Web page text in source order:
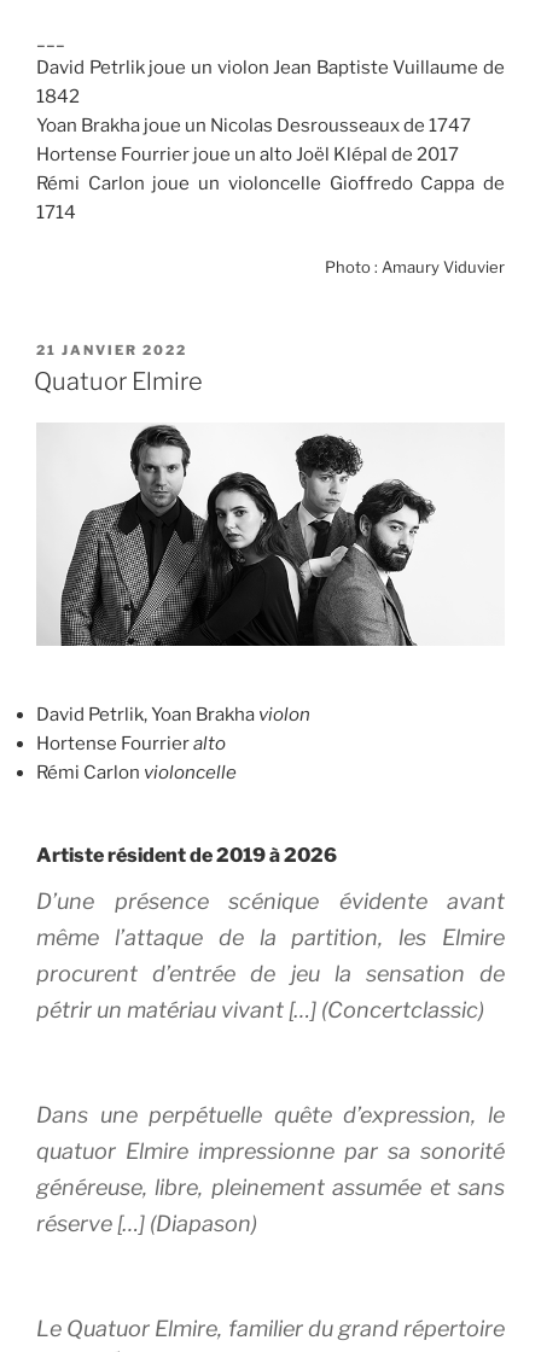
David Petrlik joue un violon Jean Baptiste Vuillaume de
1842
Yoan Brakha joue un Nicolas Desrousseaux de 1747
Hortense Fourrier joue un alto Joël Klépal de 2017
Rémi Carlon joue un violoncelle Gioffredo Cappa de
1714
Photo : Amaury Viduvier
PUBLIÉ
LE
21 JANVIER 2022
Quatuor Elmire
David Petrlik, Yoan Brakha violon
Hortense Fourrieralto
Rémi Carlon violoncelle
Artiste résident de 2019 à 2026
D’une présence scénique évidente avant
même l’attaque de la partition, les Elmire
procurent d’entrée de jeu la sensation de
pétrir un matériau vivant […] (Concertclassic)
Dans une perpétuelle quête d’expression, le
quatuor Elmire impressionne par sa sonorité
généreuse, libre, pleinement assumée et sans
réserve […] (Diapason)
Le Quatuor Elmire, familier du grand répertoire